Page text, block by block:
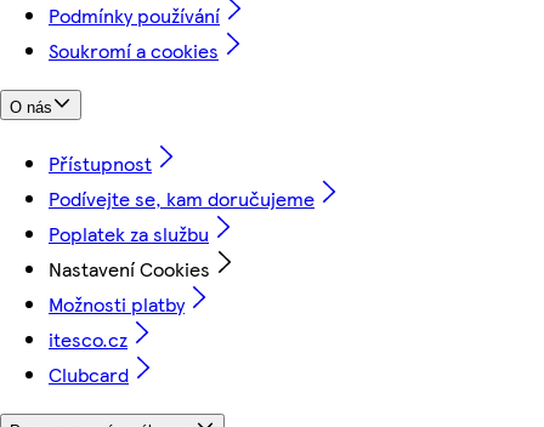
Podmínky používání
Soukromí a cookies
O nás
Přístupnost
Podívejte se, kam doručujeme
Poplatek za službu
Nastavení Cookies
Možnosti platby
itesco.cz
Clubcard